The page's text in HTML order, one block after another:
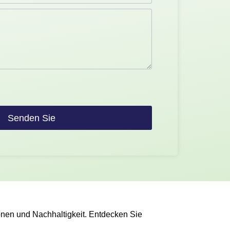
Senden Sie
und Nachhaltigkeit. Entdecken Sie